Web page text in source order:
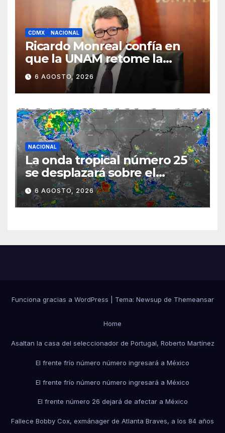
CDMX NACIONAL
Ricardo Monreal confía en
que la UNAM retome la
normalidad e inicie el
semestre mediante el
diálogo
6 AGOSTO, 2026
NACIONAL
La onda tropical número 25
se desplazará sobre el
sureste mexicano
6 AGOSTO, 2026
Funciona gracias a WordPress Tema: Newsup de Themeansar
Home
Asaltan la casa del seleccionador de Portugal, Roberto Martínez
El frente frío número número ingresará a México
El frente frío número número ingresará a México
El frente número 26 dejará de afectar a México
Fallece Bobby Cox, exmánager de Atlanta Braves, a los 84 años